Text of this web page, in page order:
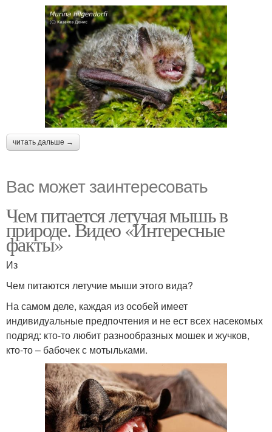
читать дальше →
Вас может заинтересовать
Чем питается летучая мышь в
природе. Видео «Интересные
факты»
Из
Чем питаются летучие мыши этого вида?
На самом деле, каждая из особей имеет
индивидуальные предпочтения и не ест всех насекомых
подряд: кто-то любит разнообразных мошек и жучков,
кто-то – бабочек с мотыльками.